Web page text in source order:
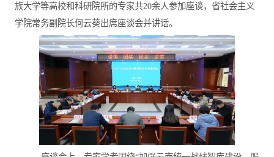
族大学等高校和科研院所的专家共20余人参加座谈， 省社会主义
学院常务副院长何云葵出席座谈会并讲话。